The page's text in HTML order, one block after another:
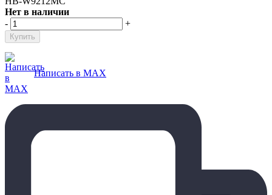
Нет в наличии
-
+
Написать в MAX